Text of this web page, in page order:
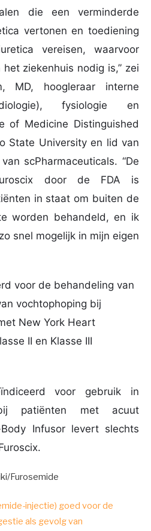
die een verminderde
vertonen en toediening
vereisen, waarvoor
ziekenhuis nodig is,” zei
MD, hoogleraar interne
fysiologie en
of Medicine Distinguished
State University en lid van
scPharmaceuticals. “De
door de FDA is
in staat om buiten de
worden behandeld, en ik
snel mogelijk in mijn eigen
voor de behandeling van
vochtophoping bij
New York Heart
II en Klasse III
voor gebruik in
patiënten met acuut
Infusor levert slechts
Furosemide
injectie) goed voor de
als gevolg van